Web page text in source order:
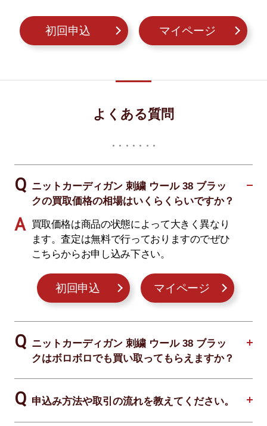
初回申込 マイページ
よくある質問
ニットカーディガン 刺繍 ウール 38 ブラッ
クの買取価格の相場はいくらくらいですか？
買取価格は商品の状態によって大きく異なり
ます。査定は無料で行っておりますのでぜひ
こちらからお申し込み下さい。
初回申込 マイページ
ニットカーディガン 刺繍 ウール 38 ブラッ
クはボロボロでも買い取ってもらえますか？
申込み方法や取引の流れを教えてください。